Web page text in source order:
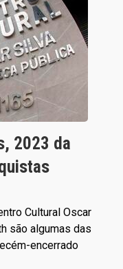
2023 da
Cultural Oscar
são algumas das
encerrado